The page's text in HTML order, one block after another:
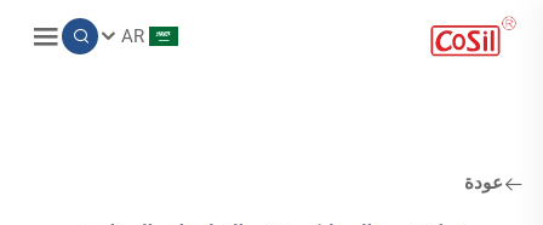
AR
عودة